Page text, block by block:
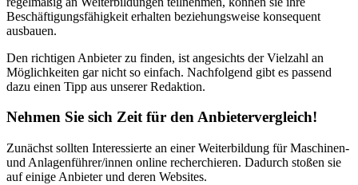
Beschäftigungsfähigkeit erhalten beziehungsweise konsequent
ausbauen.
Den richtigen Anbieter zu finden, ist angesichts der Vielzahl an
Möglichkeiten gar nicht so einfach. Nachfolgend gibt es passend
dazu einen Tipp aus unserer Redaktion.
Nehmen Sie sich Zeit für den Anbietervergleich!
Zunächst sollten Interessierte an einer Weiterbildung für Maschinen-
und Anlagenführer/innen online recherchieren. Dadurch stoßen sie
auf einige Anbieter und deren Websites.